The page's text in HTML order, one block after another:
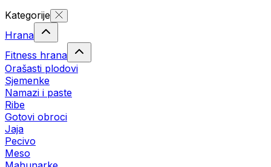
Kategorije
Hrana
Fitness hrana
Orašasti plodovi
Sjemenke
Namazi i paste
Ribe
Gotovi obroci
Jaja
Pecivo
Meso